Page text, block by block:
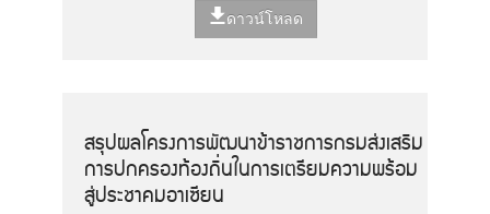
ดาวน์โหลด
สรุปผลโครงการพัฒนาข้าราชการกรมส่งเสริม
การปกครองท้องถิ่นในการเตรียมความพร้อม
สู่ประชาคมอาเซียน